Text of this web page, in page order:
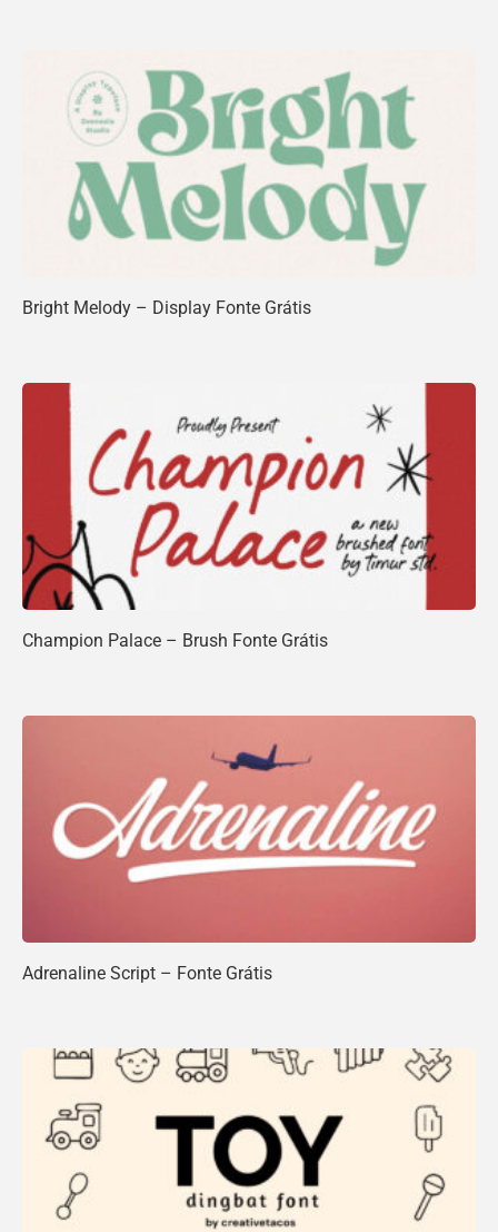
Bright Melody – Display Fonte Grátis
Champion Palace – Brush Fonte Grátis
Adrenaline Script – Fonte Grátis